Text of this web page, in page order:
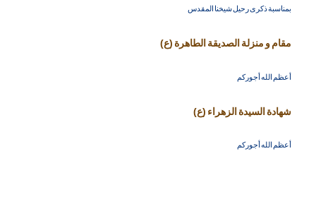
بمناسبة ذكرى رحيل شيخنا المقدس
مقام و منزلة الصديقة الطاهرة (ع)
أعظم الله أجوركم
شهادة السيدة الزهراء (ع)
أعظم الله أجوركم